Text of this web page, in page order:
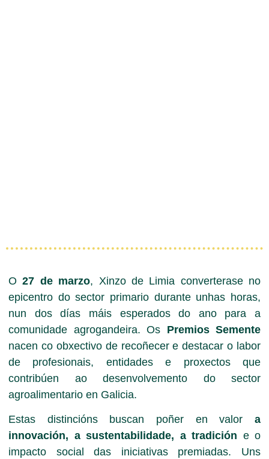
O 27 de marzo, Xinzo de Limia converterase no
epicentro do sector primario durante unhas horas,
nun dos días máis esperados do ano para a
comunidade agrogandeira. Os Premios Semente
nacen co obxectivo de recoñecer e destacar o labor
de profesionais, entidades e proxectos que
contribúen ao desenvolvemento do sector
agroalimentario en Galicia.
Estas distincións buscan poñer en valor a
innovación, a sustentabilidade, a tradición e o
impacto social das iniciativas premiadas. Uns